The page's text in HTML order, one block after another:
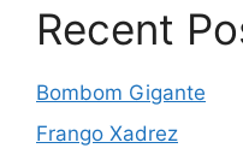
Recent
Bombom Gigante
Frango Xadrez